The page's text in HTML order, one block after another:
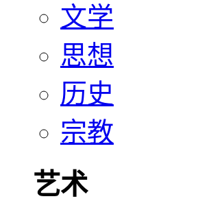
文学
思想
历史
宗教
艺术